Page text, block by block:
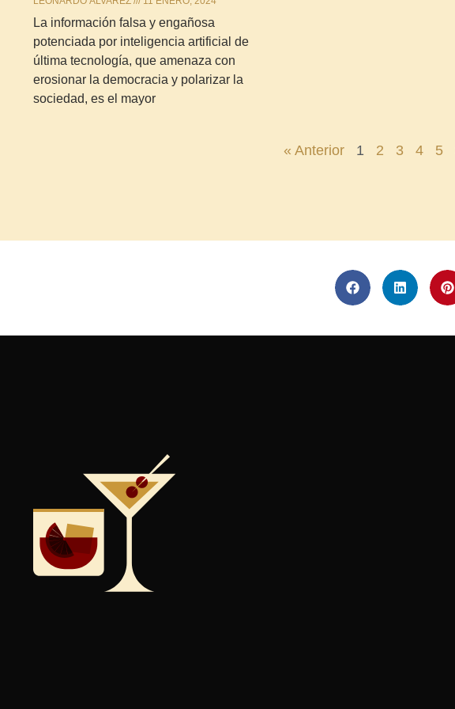
La información falsa y engañosa
potenciada por inteligencia artificial de
última tecnología, que amenaza con
erosionar la democracia y polarizar la
sociedad, es el mayor
« Anterior 1 2 3 4 5